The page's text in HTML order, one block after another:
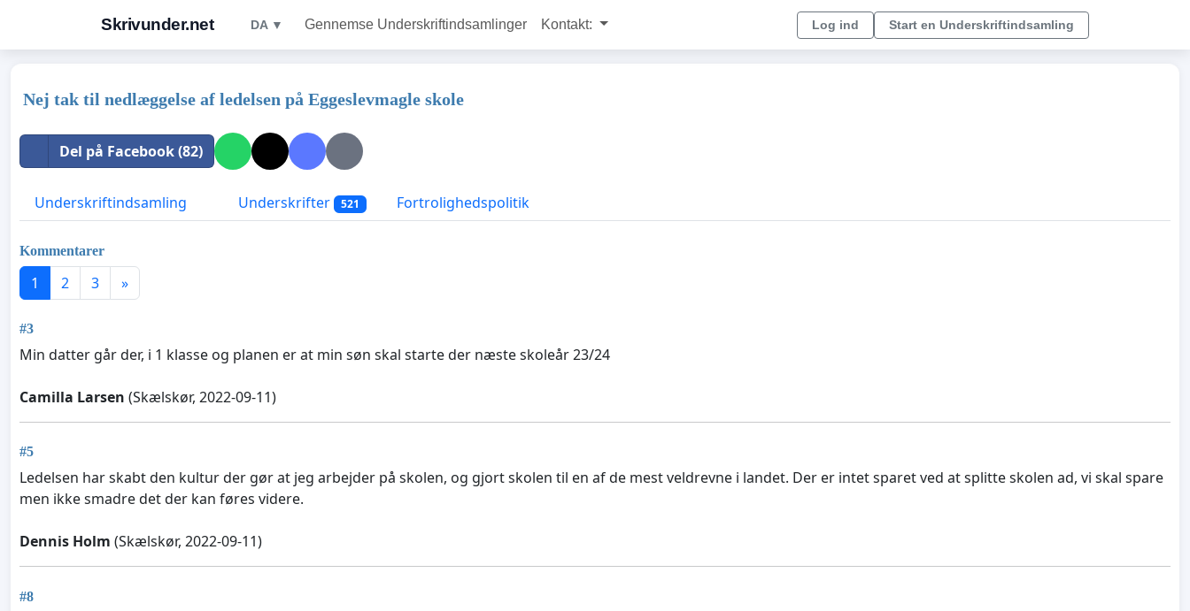
Skrivunder.net DA ▼ Gennemse Underskriftindsamlinger Kontakt: Log ind Start en Underskriftindsamling
Nej tak til nedlæggelse af ledelsen på Eggeslevmagle skole
Del på Facebook (82)
Underskriftindsamling Underskrifter 521 Fortrolighedspolitik
Kommentarer
1 2 3 »
#3
Min datter går der, i 1 klasse og planen er at min søn skal starte der næste skoleår 23/24
Camilla Larsen (Skælskør, 2022-09-11)
#5
Ledelsen har skabt den kultur der gør at jeg arbejder på skolen, og gjort skolen til en af de mest veldrevne i landet. Der er intet sparet ved at splitte skolen ad, vi skal spare
men ikke smadre det der kan føres videre.
Dennis Holm (Skælskør, 2022-09-11)
#8